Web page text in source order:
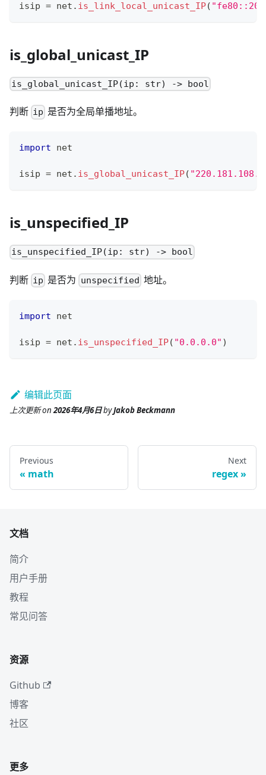
isip = net . is_link_local_unicast_IP(
is_global_unicast_IP
is_global_unicast_IP(ip: str) -> bool
判断 ip 是否为全局单播地址。
import net
isip = net . is_global_unicast_IP(
is_unspecified_IP
is_unspecified_IP(ip: str) -> bool
判断 ip 是否为 unspecified 地址。
import net
isip = net . is_unspecified_IP( "0.0.0.0" )
编辑此页面
上次更新on2026年4月6日byJakob Beckmann
Previous
math
Next
regex
文档
简介
用户手册
教程
常见问答
资源
Github
博客
社区
更多